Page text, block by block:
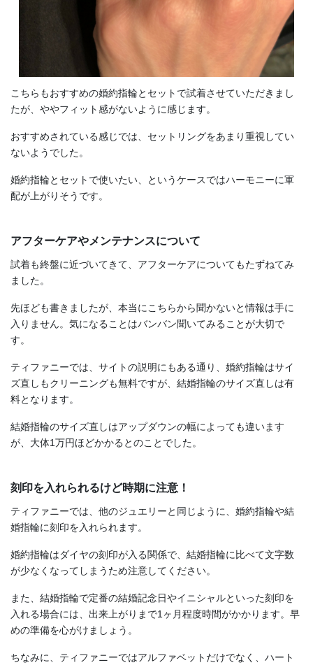
こちらもおすすめの婚約指輪とセットで試着させていただきまし
たが、ややフィット感がないように感じます。
おすすめされている感じでは、セットリングをあまり重視してい
ないようでした。
婚約指輪とセットで使いたい、というケースではハーモニーに軍
配が上がりそうです。
アフターケアやメンテナンスについて
試着も終盤に近づいてきて、アフターケアについてもたずねてみ
ました。
先ほども書きましたが、本当にこちらから聞かないと情報は手に
入りません。気になることはバンバン聞いてみることが大切で
す。
ティファニーでは、サイトの説明にもある通り、婚約指輪はサイ
ズ直しもクリーニングも無料ですが、結婚指輪のサイズ直しは有
料となります。
結婚指輪のサイズ直しはアップダウンの幅によっても違います
が、大体1万円ほどかかるとのことでした。
刻印を入れられるけど時期に注意！
ティファニーでは、他のジュエリーと同じように、婚約指輪や結
婚指輪に刻印を入れられます。
婚約指輪はダイヤの刻印が入る関係で、結婚指輪に比べて文字数
が少なくなってしまうため注意してください。
また、結婚指輪で定番の結婚記念日やイニシャルといった刻印を
入れる場合には、出来上がりまで1ヶ月程度時間がかかります。早
めの準備を心がけましょう。
ちなみに、ティファニーではアルファベットだけでなく、ハート